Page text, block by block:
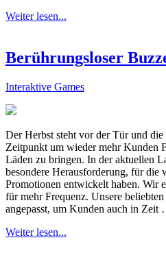
Weiter lesen...
Berührungsloser
Interaktive Games
Der Herbst steht vor der Tür und
Zeitpunkt um wieder mehr Kunden
Läden zu bringen. In der aktuellen
besondere Herausforderung, für die
Promotionen entwickelt haben. Wir
für mehr Frequenz. Unsere
angepasst, um Kunden auch in Zeit
Weiter lesen...